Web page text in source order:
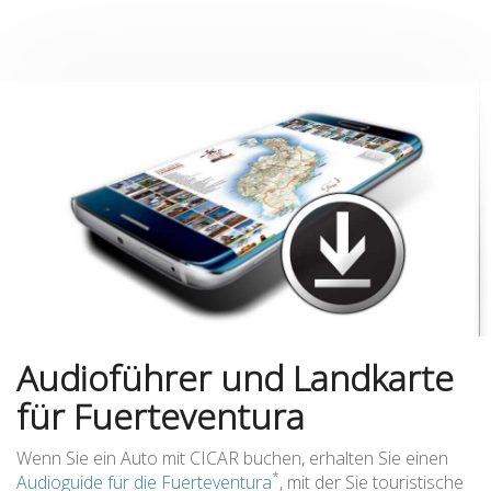
Audioführer und Landkarte
für Fuerteventura
Wenn Sie ein Auto mit CICAR buchen, erhalten Sie einen
Audioguide für die Fuerteventura*, mit der Sie touristische